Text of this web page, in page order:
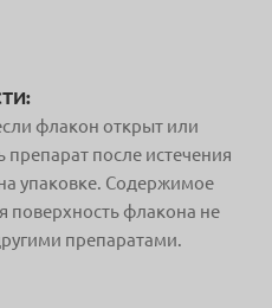
флакон открыт или
после истечения
упаковке. Содержимое
поверхность флакона не
препаратами.